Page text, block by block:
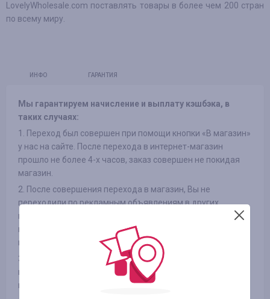
LovelyWholesale.com поставлять товары в более чем 200 стран
по всему миру.
ИНФО ГАРАНТИЯ
Мы гарантируем начисление и выплату кэшбэка, в
таких случаях:
1. Переход был совершен при помощи кнопки «В магазин»
у нас на сайте. После перехода в интернет-магазин
прошло не более 4-х часов, заказ совершен не покидая
магазин.
2. После совершения перехода в магазин, Вы не
переходили по рекламным объявлениям в других
источниках и не переходили из рассылок интернет-
магазинов на сайт, так же не использовали сторонние
промокоды
3. Выбранный Вами товар участвует в кэшбэке (в
некоторых интернет-магазинах есть разделение на
категории, смотрите вкладку «ИНФОРМАЦИЯ/УСЛОВИЯ» )